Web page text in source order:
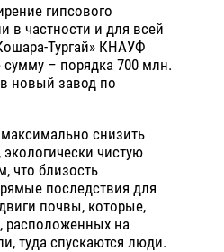
гипсового
в частности и для всей
Тургай» КНАУФ
– порядка 700 млн.
новый завод по
снизить
чистую
что близость
последствия для
почвы, которые,
расположенных на
туда спускаются люди.